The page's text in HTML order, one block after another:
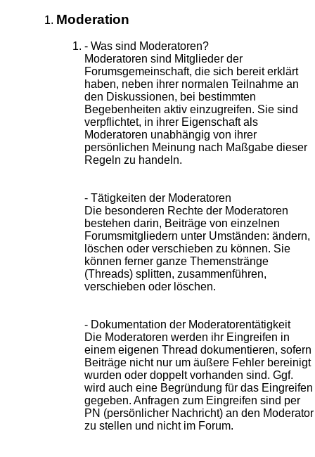
Moderation
- Was sind Moderatoren?
Moderatoren sind Mitglieder der
Forumsgemeinschaft, die sich bereit erklärt
haben, neben ihrer normalen Teilnahme an
den Diskussionen, bei bestimmten
Begebenheiten aktiv einzugreifen. Sie sind
verpflichtet, in ihrer Eigenschaft als
Moderatoren unabhängig von ihrer
persönlichen Meinung nach Maßgabe dieser
Regeln zu handeln.
- Tätigkeiten der Moderatoren
Die besonderen Rechte der Moderatoren
bestehen darin, Beiträge von einzelnen
Forumsmitgliedern unter Umständen: ändern,
löschen oder verschieben zu können. Sie
können ferner ganze Themenstränge
(Threads) splitten, zusammenführen,
verschieben oder löschen.
- Dokumentation der Moderatorentätigkeit
Die Moderatoren werden ihr Eingreifen in
einem eigenen Thread dokumentieren, sofern
Beiträge nicht nur um äußere Fehler bereinigt
wurden oder doppelt vorhanden sind. Ggf.
wird auch eine Begründung für das Eingreifen
gegeben. Anfragen zum Eingreifen sind per
PN (persönlicher Nachricht) an den Moderator
zu stellen und nicht im Forum.